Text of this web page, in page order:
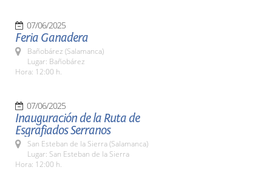
07/06/2025
Feria Ganadera
Bañobárez (Salamanca)
Lugar: Bañobárez
Hora: 12:00 h.
07/06/2025
Inauguración de la Ruta de
Esgrafiados Serranos
San Esteban de la Sierra (Salamanca)
Lugar: San Esteban de la Sierra
Hora: 12:00 h.